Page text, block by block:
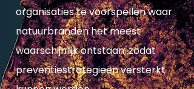
organisaties te voorspellen waar
natuurbranden het meest
waarschijnlijk ontstaan, zodat
preventiestrategieën versterkt